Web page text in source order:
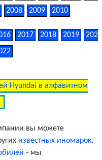
2008 2009 2010
2017 2018 2019
202
Hyundai в алфавитном
вы можете
известных иномарок,
- мы